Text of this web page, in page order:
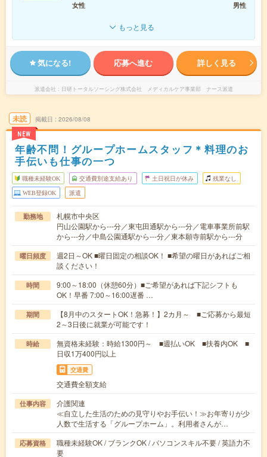
女性
男性
もっと見る
気になる! 応募へ進む 詳しく見る
派遣会社 日研トータルソーシング株式会社 メディカルケア事業部 ナース派遣
未読
NEW
掲載日 2026/08/08
年齢不問！グループホームスタッフ＊料理のお
手伝いも仕事の一つ
職種未経験OK 交通費別途支給あり 土日祝日が休み 残業なし
WEB登録OK 派遣
勤務地
札幌市中央区
円山公園駅から---分／東屯田通駅から---分／電車事業所前駅
から---分／中島公園通駅から---分／東本願寺前駅から---分
曜日頻度
週2日～OK ■曜日固定の相談OK！ ■希望の曜日があればご相
談ください！
時間
9:00～18:00（休憩60分）■ご希望があれば下記シフトも
OK！早番 7:00～16:00遅番 …
期間
【8月中のスタートOK！急募！】2カ月～ ■ご応募から最短
2～3日後に就業が可能です！
時給
無資格未経験：時給1300円～ ■週払いOK ■扶養内OK ■
日収1万400円以上
交通費
交通費全額支給
仕事内容
介護関連
≪自立した生活のための見守りやお手伝い！≫お年寄りが少
人数で生活する「グループホーム」。利用者さんが…
応募資格
職種未経験OK / ブランクOK / パソコンスキル不要 / 英語力不
要